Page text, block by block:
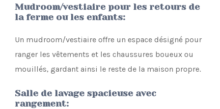
Mudroom/vestiaire pour les retours de
la ferme ou les enfants:
Un mudroom/vestiaire offre un espace désigné pour
ranger les vêtements et les chaussures boueux ou
mouillés, gardant ainsi le reste de la maison propre.
Salle de lavage spacieuse avec
rangement: